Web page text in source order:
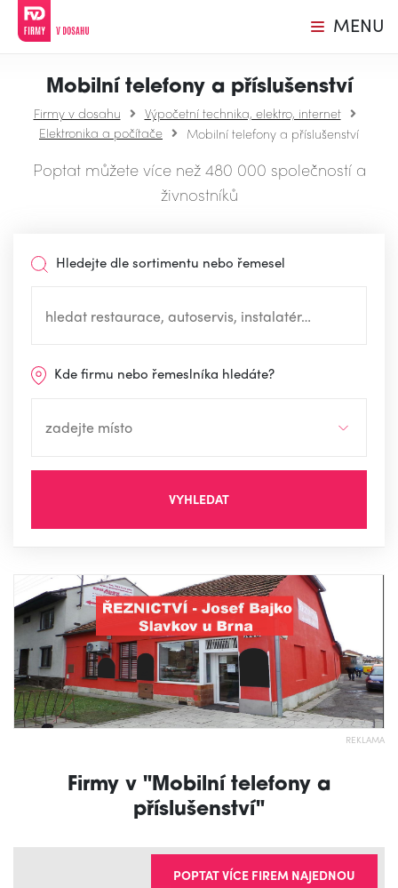
MENU
Mobilní telefony a příslušenství
Firmy v dosahu
Výpočetní technika, elektro, internet
Elektronika a počítače
Mobilní telefony a příslušenství
Poptat můžete více než 480 000 společností a
živnostníků
Hledejte dle sortimentu nebo řemesel
Kde firmu nebo řemeslníka hledáte?
VYHLEDAT
REKLAMA
Firmy v "Mobilní telefony a
příslušenství"
POPTAT VÍCE FIREM NAJEDNOU